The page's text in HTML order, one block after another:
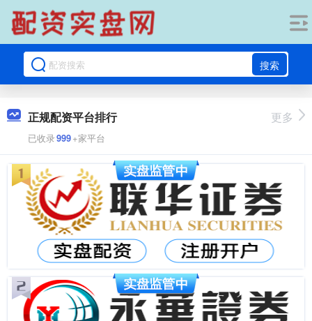
搜索
正规配资平台排行
已收录999+家平台
更多